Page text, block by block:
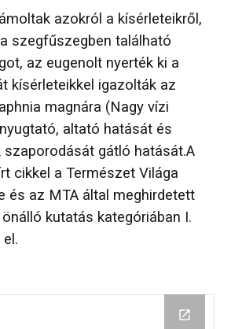
azokról a kísérleteikről,
szegfűszegben található
az eugenolt nyerték ki a
kísérleteikkel igazolták az
magnára (Nagy vízi
altató hatását és
szaporodását gátló hatását.A
cikkel a Természet Világa
és az MTA által meghirdetett
kutatás kategóriában I.